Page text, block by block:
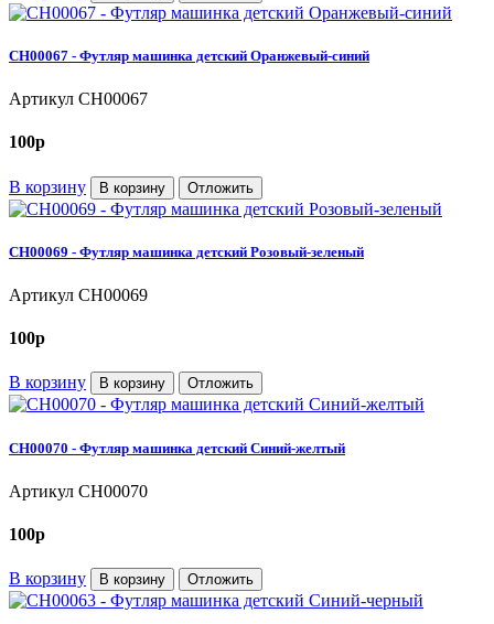
CH00067 - Футляр машинка детский Оранжевый-синий
Артикул CH00067
100p
В корзину В корзину Отложить
CH00069 - Футляр машинка детский Розовый-зеленый
Артикул CH00069
100p
В корзину В корзину Отложить
CH00070 - Футляр машинка детский Синий-желтый
Артикул CH00070
100p
В корзину В корзину Отложить